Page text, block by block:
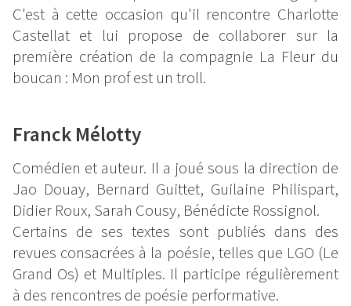
C'est à cette occasion qu'il rencontre Charlotte
Castellat et lui propose de collaborer sur la
première création de la compagnie La Fleur du
boucan : Mon prof est un troll.
Franck Mélotty
Comédien et auteur. Il a joué sous la direction de
Jao Douay, Bernard Guittet, Guilaine Philispart,
Didier Roux, Sarah Cousy, Bénédicte Rossignol.
Certains de ses textes sont publiés dans des
revues consacrées à la poésie, telles que LGO (Le
Grand Os) et Multiples. Il participe régulièrement
à des rencontres de poésie performative.